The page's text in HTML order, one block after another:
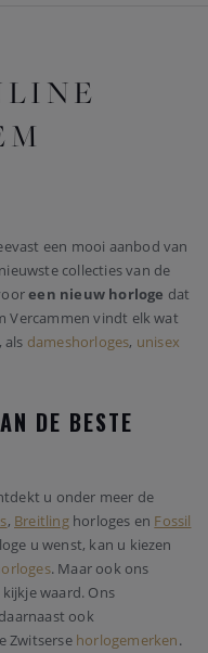
een mooi aanbod van
collecties van de
een nieuw horloge dat
Vercammen vindt elk wat
, als dameshorloges, unisex
DE BESTE
u onder meer de
, Breitlinghorloges en Fossil
u wenst, kan u kiezen
. Maar ook ons
waard. Ons
ook
Zwitserse horlogemerken.